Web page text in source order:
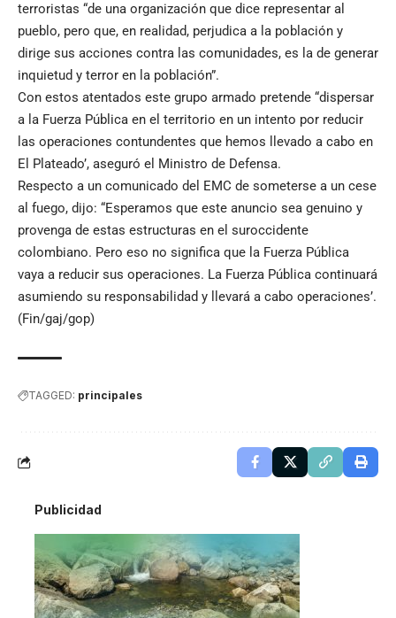
terroristas “de una organización que dice representar al
pueblo, pero que, en realidad, perjudica a la población y
dirige sus acciones contra las comunidades, es la de generar
inquietud y terror en la población”.
Con estos atentados este grupo armado pretende “dispersar
a la Fuerza Pública en el territorio en un intento por reducir
las operaciones contundentes que hemos llevado a cabo en
El Plateado’, aseguró el Ministro de Defensa.
Respecto a un comunicado del EMC de someterse a un cese
al fuego, dijo: “Esperamos que este anuncio sea genuino y
provenga de estas estructuras en el suroccidente
colombiano. Pero eso no significa que la Fuerza Pública
vaya a reducir sus operaciones. La Fuerza Pública continuará
asumiendo su responsabilidad y llevará a cabo operaciones’.
(Fin/gaj/gop)
TAGGED: principales
Publicidad